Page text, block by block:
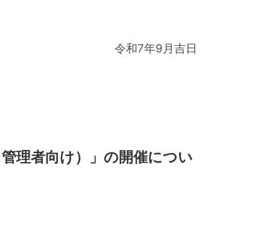
令和7年9月吉日
理者向け）」の開催につい